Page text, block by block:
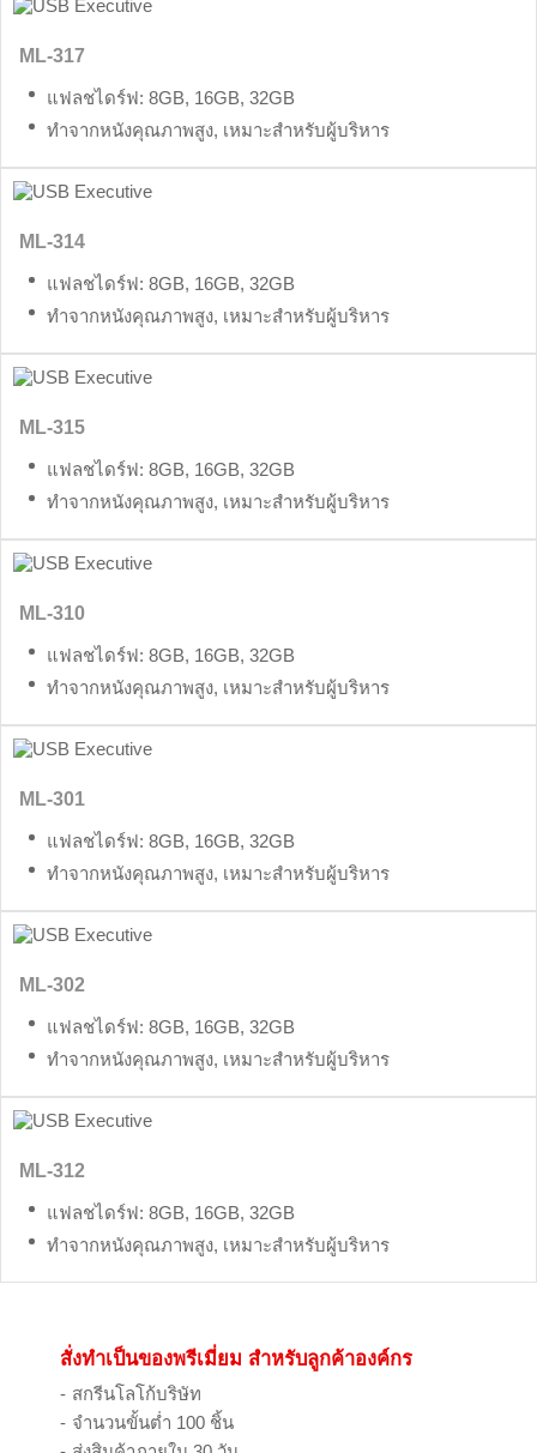
ML-317
แฟลชไดร์ฟ: 8GB, 16GB, 32GB
ทำจากหนังคุณภาพสูง, เหมาะสำหรับผู้บริหาร
ML-314
แฟลชไดร์ฟ: 8GB, 16GB, 32GB
ทำจากหนังคุณภาพสูง, เหมาะสำหรับผู้บริหาร
ML-315
แฟลชไดร์ฟ: 8GB, 16GB, 32GB
ทำจากหนังคุณภาพสูง, เหมาะสำหรับผู้บริหาร
ML-310
แฟลชไดร์ฟ: 8GB, 16GB, 32GB
ทำจากหนังคุณภาพสูง, เหมาะสำหรับผู้บริหาร
ML-301
แฟลชไดร์ฟ: 8GB, 16GB, 32GB
ทำจากหนังคุณภาพสูง, เหมาะสำหรับผู้บริหาร
ML-302
แฟลชไดร์ฟ: 8GB, 16GB, 32GB
ทำจากหนังคุณภาพสูง, เหมาะสำหรับผู้บริหาร
ML-312
แฟลชไดร์ฟ: 8GB, 16GB, 32GB
ทำจากหนังคุณภาพสูง, เหมาะสำหรับผู้บริหาร
สั่งทำเป็นของพรีเมี่ยม สำหรับลูกค้าองค์กร
สกรีนโลโก้บริษัท
จำนวนขั้นต่ำ 100 ชิ้น